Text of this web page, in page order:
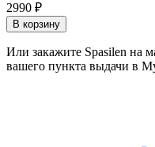
2990 ₽
В корзину
Или закажите Spasilen на
вашего пункта выдачи в